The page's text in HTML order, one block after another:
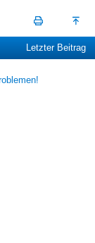
Letzter Beitrag